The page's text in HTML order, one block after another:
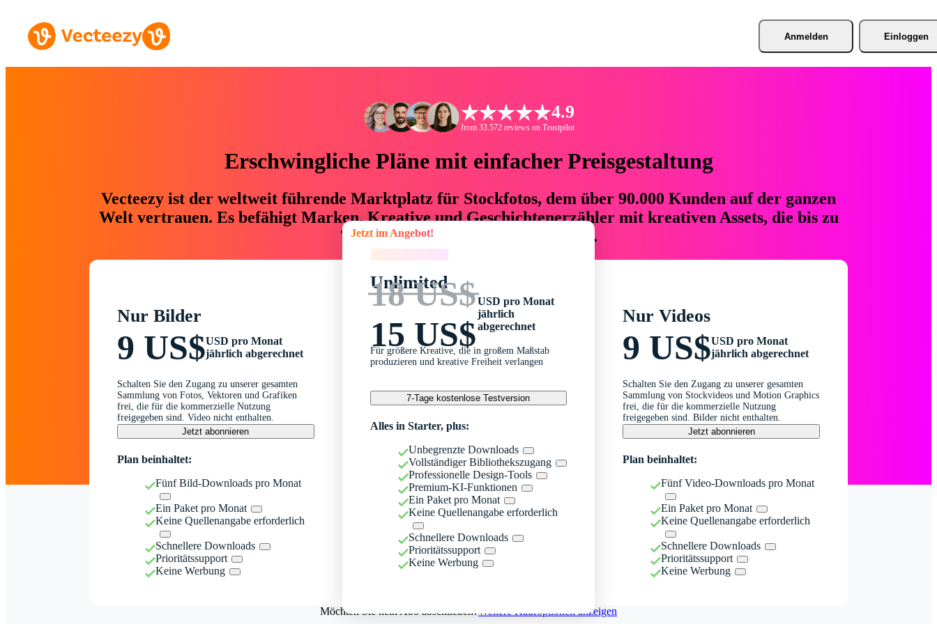
Anmelden Einloggen
4.9
from 33.572 reviews on Trustpilot
Erschwingliche Pläne mit einfacher Preisgestaltung
Vecteezy ist der weltweit führende Marktplatz für Stockfotos, dem über 90.000 Kunden auf der ganzen
Welt vertrauen. Es befähigt Marken, Kreative und Geschichtenerzähler mit kreativen Assets, die bis zu
76 % an Zeit und Budget einsparen.
Nur Bilder
9 US$USD pro Monat
jährlich abgerechnet
Schalten Sie den Zugang zu unserer gesamten
Sammlung von Fotos, Vektoren und Grafiken
frei, die für die kommerzielle Nutzung
freigegeben sind. Video nicht enthalten.
Jetzt abonnieren
Plan beinhaltet:
Fünf Bild-Downloads pro Monat
Ein Paket pro Monat
Keine Quellenangabe erforderlich
Schnellere Downloads
Prioritätssupport
Keine Werbung
Jetzt im Angebot!
Unlimited
18 US$
15 US$
USD pro Monat
jährlich
abgerechnet
Für größere Kreative, die in großem Maßstab
produzieren und kreative Freiheit verlangen
7-Tage kostenlose Testversion
Alles in Starter, plus:
Unbegrenzte Downloads
Vollständiger Bibliothekszugang
Professionelle Design-Tools
Premium-KI-Funktionen
Ein Paket pro Monat
Keine Quellenangabe erforderlich
Schnellere Downloads
Prioritätssupport
Keine Werbung
Nur Videos
9 US$USD pro Monat
jährlich abgerechnet
Schalten Sie den Zugang zu unserer gesamten
Sammlung von Stockvideos und Motion Graphics
frei, die für die kommerzielle Nutzung
freigegeben sind. Bilder nicht enthalten.
Jetzt abonnieren
Plan beinhaltet:
Fünf Video-Downloads pro Monat
Ein Paket pro Monat
Keine Quellenangabe erforderlich
Schnellere Downloads
Prioritätssupport
Keine Werbung
Möchten Sie kein Abo abschließen?Weitere Kaufoptionen anzeigen